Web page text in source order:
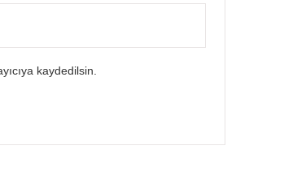
kaydedilsin.